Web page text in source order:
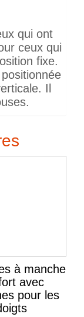
qui ont
ceux qui
fixe.
Il
à manche
avec
pour les